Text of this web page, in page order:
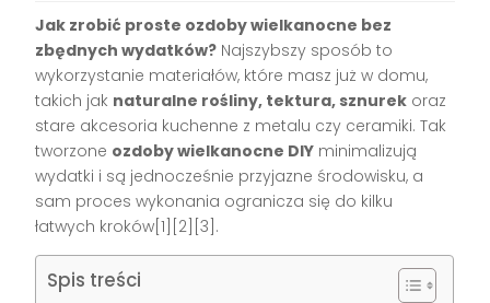
Jak zrobić proste ozdoby wielkanocne bez
zbędnych wydatków? Najszybszy sposób to
wykorzystanie materiałów, które masz już w domu,
takich jak naturalne rośliny, tektura, sznurek oraz
stare akcesoria kuchenne z metalu czy ceramiki. Tak
tworzone ozdoby wielkanocne DIY minimalizują
wydatki i są jednocześnie przyjazne środowisku, a
sam proces wykonania ogranicza się do kilku
łatwych kroków[1][2][3].
Spis treści